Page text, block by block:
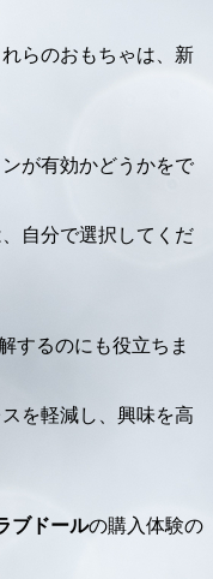
らのおもちゃは、新
が有効かどうかをで
自分で選択してくだ
するのにも役立ちま
を軽減し、興味を高
ブドールの購入体験の